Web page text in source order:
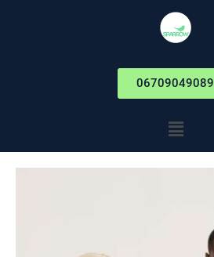
06709049089